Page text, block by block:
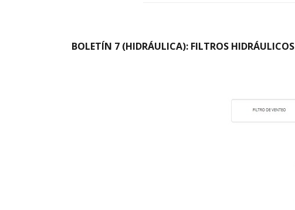
BOLETÍN 7 (HIDRÁULICA): FILTROS HIDRÁULICOS